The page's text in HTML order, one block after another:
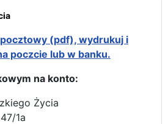
(pdf), wydrukuj i
poczcie lub w banku.
na konto:
Życia
1a